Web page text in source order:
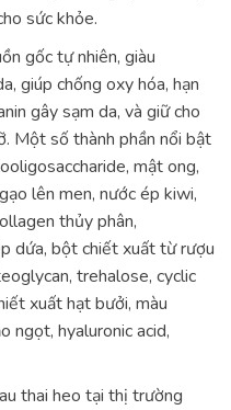
sức khỏe.
gốc tự nhiên, giàu
giúp chống oxy hóa, hạn
gây sạm da, và giữ cho
Một số thành phần nổi bật
mật ong,
lên men, nước ép kiwi,
thủy phân,
dứa, bột chiết xuất từ rượu
trehalose, cyclic
xuất hạt bưởi, màu
ngọt, hyaluronic acid,
thai heo tại thị trường